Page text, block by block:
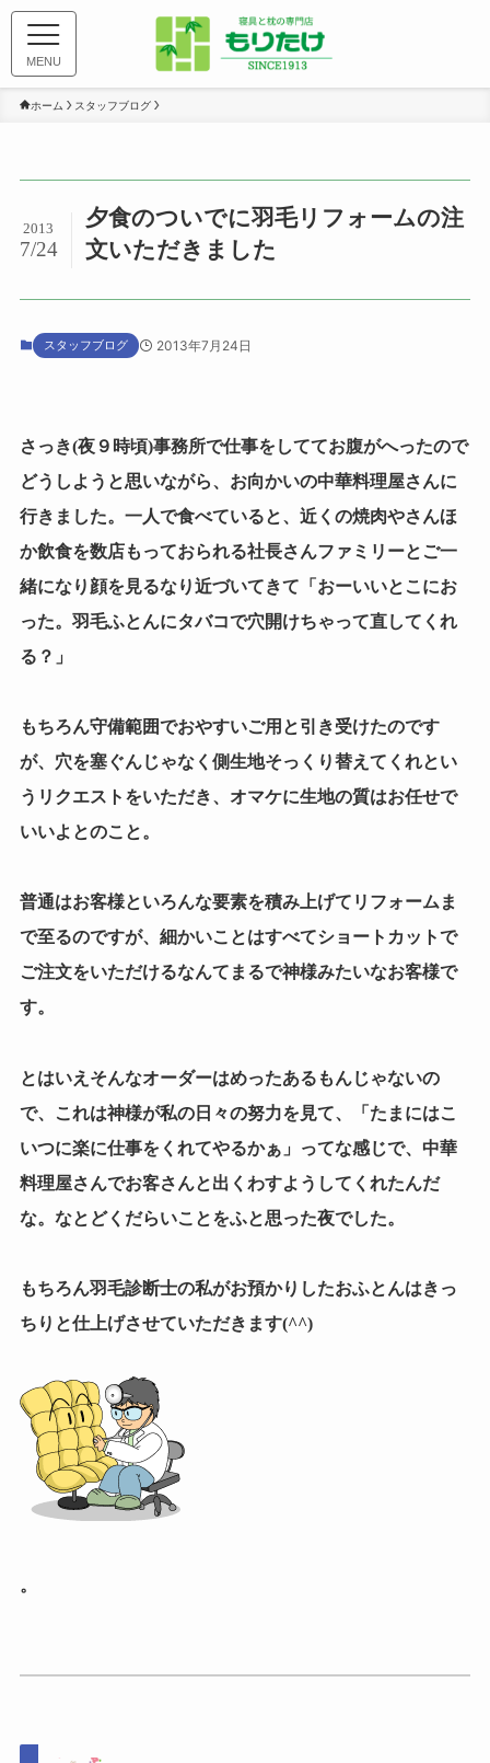
MENU
ホーム スタッフブログ
夕食のついでに羽毛リフォームの注
文いただきました
2013
7/24
スタッフブログ 2013年7月24日
さっき(夜９時頃)事務所で仕事をしててお腹がへったので
どうしようと思いながら、お向かいの中華料理屋さんに
行きました。一人で食べていると、近くの焼肉やさんほ
か飲食を数店もっておられる社長さんファミリーとご一
緒になり顔を見るなり近づいてきて「おーいいとこにお
った。羽毛ふとんにタバコで穴開けちゃって直してくれ
る？」
もちろん守備範囲でおやすいご用と引き受けたのです
が、穴を塞ぐんじゃなく側生地そっくり替えてくれとい
うリクエストをいただき、オマケに生地の質はお任せで
いいよとのこと。
普通はお客様といろんな要素を積み上げてリフォームま
で至るのですが、細かいことはすべてショートカットで
ご注文をいただけるなんてまるで神様みたいなお客様で
す。
とはいえそんなオーダーはめったあるもんじゃないの
で、これは神様が私の日々の努力を見て、「たまにはこ
いつに楽に仕事をくれてやるかぁ」ってな感じで、中華
料理屋さんでお客さんと出くわすようしてくれたんだ
な。なとどくだらいことをふと思った夜でした。
もちろん羽毛診断士の私がお預かりしたおふとんはきっ
ちりと仕上げさせていただきます(^^)
。